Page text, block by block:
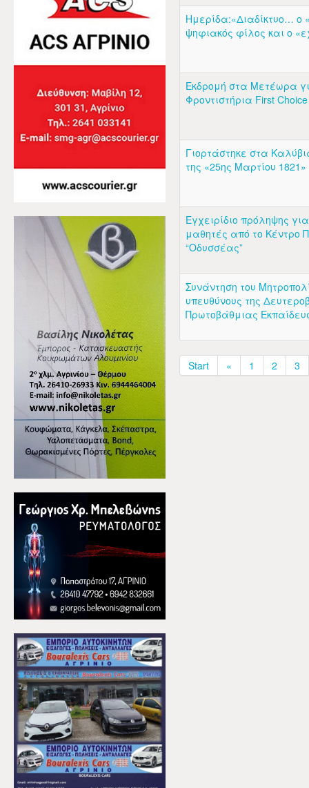
Ημερίδα:«Διαδίκτυο… ο
ψηφιακός φίλος και ο
Εκδρομή στα Μετέωρα
Φροντιστήρια First
Γιορτάστηκε στα
της «25ης Μαρτίου 1821»
Εγχειρίδιο πρόληψης
μαθητές από το Κέντρο
“Οδυσσέας”
Συνάντηση του
υπευθύνους της
Πρωτοβάθμιας
Start « 1 2 3